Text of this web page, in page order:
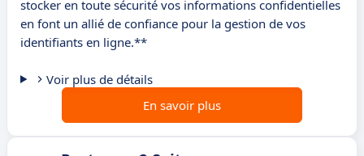
stocker en toute sécurité vos informations confidentielles
en font un allié de confiance pour la gestion de vos
identifiants en ligne.**
Voir plus de détails
En savoir plus